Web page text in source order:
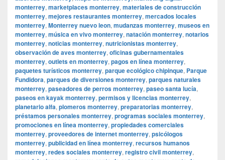
monterrey, marketplaces monterrey, materiales de construcción
monterrey, mejores restaurantes monterrey, mercados locales
monterrey, Monterrey nuevo leon, mudanzas monterrey, museos en
monterrey, música en vivo monterrey, natación monterrey, notarios
monterrey, noticias monterrey, nutricionistas monterrey,
observación de aves monterrey, oficinas gubernamentales
monterrey, outlets en monterrey, pagos en línea monterrey,
paquetes turísticos monterrey, parque ecológico chipinque, Parque
Fundidora, parques de diversiones monterrey, parques naturales
monterrey, paseadores de perros monterrey, paseo santa lucía,
paseos en kayak monterrey, permisos y licencias monterrey,
planetario alfa, plomeros monterrey, preparatorias monterrey,
préstamos personales monterrey, programas sociales monterrey,
promociones en línea monterrey, propiedades comerciales
monterrey, proveedores de internet monterrey, psicólogos
monterrey, publicidad en línea monterrey, recursos humanos
monterrey, redes sociales monterrey, registro civil monterrey,